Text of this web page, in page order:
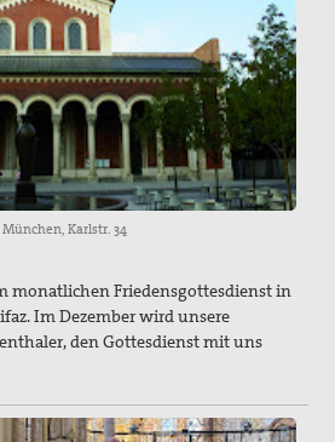
München, Karlstr. 34
monatlichen Friedensgottesdienst in
Im Dezember wird unsere
den Gottesdienst mit uns